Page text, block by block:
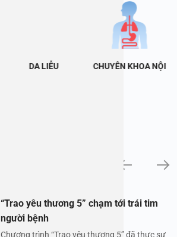
DA LIỄU CHUYÊN KHOA NỘI
“Trao yêu thương 5” chạm tới trái tim
người bệnh
Chương trình “Trao yêu thương 5” đã thực sự